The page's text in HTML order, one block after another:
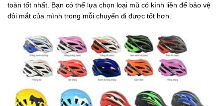
toàn tốt nhất. Bạn có thể lựa chọn loại mũ có kính liền để bảo vệ
đôi mắt của mình trong mỗi chuyến đi được tốt hơn.